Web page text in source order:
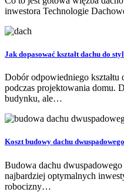
inwestora Technologie
Jak dopasować kształt dachu do
Dobór odpowiedniego
podczas projektowania domu.
budynku, ale…
Koszt budowy dachu
Budowa dachu
najbardziej optymalnych
robocizny…